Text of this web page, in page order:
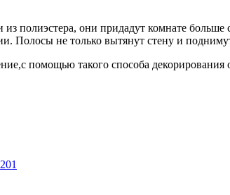
полиэстера, они придадут комнате
Полосы не только вытянут стену и
помощью такого способа